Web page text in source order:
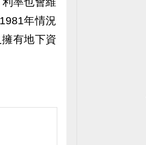
年情況
有地下資